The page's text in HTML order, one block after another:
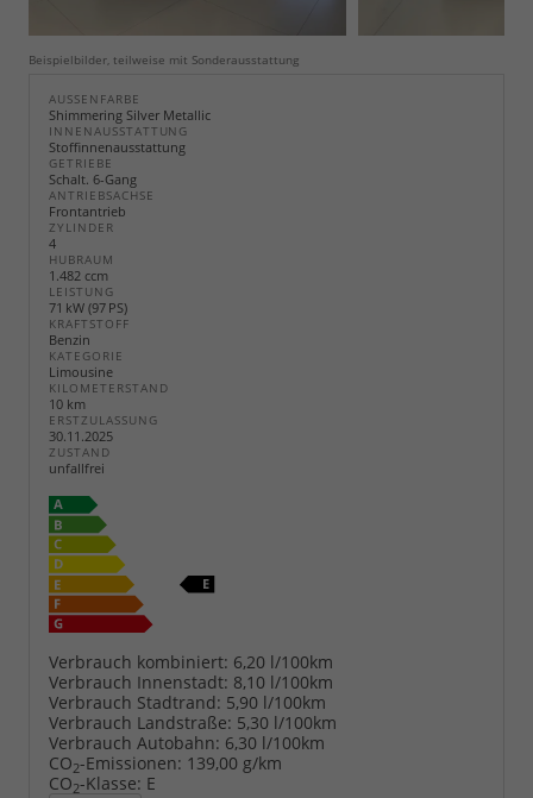
Beispielbilder, teilweise mit Sonderausstattung
AUSSENFARBE
Shimmering Silver Metallic
INNENAUSSTATTUNG
Stoffinnenausstattung
GETRIEBE
Schalt. 6-Gang
ANTRIEBSACHSE
Frontantrieb
ZYLINDER
4
HUBRAUM
1.482 ccm
LEISTUNG
71 kW (97 PS)
KRAFTSTOFF
Benzin
KATEGORIE
Limousine
KILOMETERSTAND
10 km
ERSTZULASSUNG
30.11.2025
ZUSTAND
unfallfrei
Verbrauch kombiniert: 6,20 l/100km
Verbrauch Innenstadt: 8,10 l/100km
Verbrauch Stadtrand: 5,90 l/100km
Verbrauch Landstraße: 5,30 l/100km
Verbrauch Autobahn: 6,30 l/100km
CO2-Emissionen: 139,00 g/km
CO2-Klasse: E